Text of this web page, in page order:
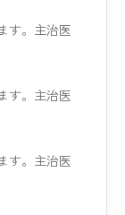
す。主治医
す。主治医
す。主治医